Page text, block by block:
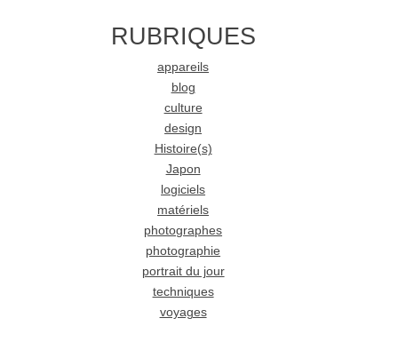
RUBRIQUES
appareils
blog
culture
design
Histoire(s)
Japon
logiciels
matériels
photographes
photographie
portrait du jour
techniques
voyages